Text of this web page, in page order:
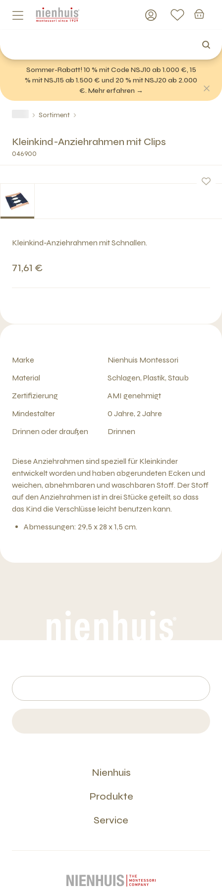
Sommer-Rabatt! 10 % mit Code NSJ10 ab 1.000 €, 15
% mit NSJ15 ab 1.500 € und 20 % mit NSJ20 ab 2.000
€. Mehr erfahren →
Sortiment
Kleinkind-Anziehrahmen mit Clips
046900
Kleinkind-Anziehrahmen mit Schnallen.
71,61 €
Marke
Nienhuis Montessori
Material
Schlagen, Plastik, Staub
Zertifizierung
AMI genehmigt
Mindestalter
0 Jahre, 2 Jahre
Drinnen oder draußen
Drinnen
Diese Anziehrahmen sind speziell für Kleinkinder
entwickelt worden und haben abgerundeten Ecken und
weichen, abnehmbaren und waschbaren Stoff. Der Stoff
auf den Anziehrahmen ist in drei Stücke geteilt, so dass
das Kind die Verschlüsse leicht benutzen kann.
Abmessungen: 29,5 x 28 x 1,5 cm.
Nienhuis
Produkte
Service